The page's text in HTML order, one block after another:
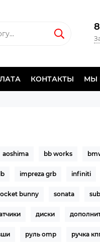
КОНТАКТЫ МЫ
aoshima bb works
impreza grb infiniti
bunny sonata
диски
руль omp ручка